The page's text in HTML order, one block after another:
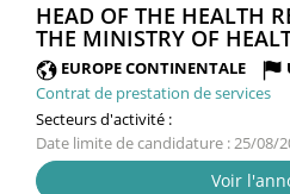
HEAD OF THE HEALTH
THE MINISTRY OF
EUROPE CONTINENTALE
Contrat de prestation de services
Secteurs d'activité :
Date limite de candidature : 25/08/
Voir